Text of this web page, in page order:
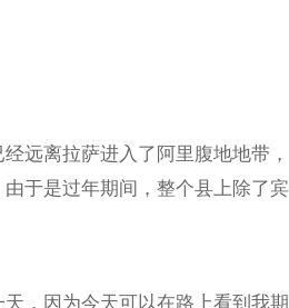
远离拉萨进入了阿里腹地地带，
于是过年期间，整个县上除了宾
，因为今天可以在路上看到我期